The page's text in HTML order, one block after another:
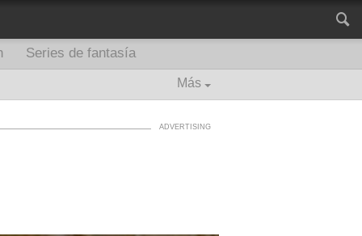
Series de fantasía
Más